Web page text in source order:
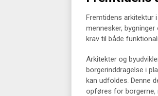
Fremtidens arkitektur
mennesker,
krav til både
Arkitekter og
borgerinddragelse i
kan udfoldes. Denne
opføres for borgerne,